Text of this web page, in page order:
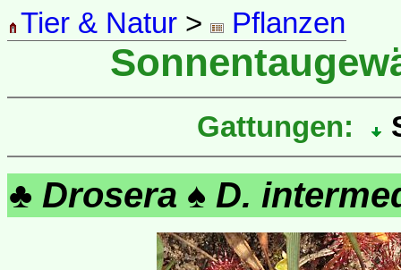
Tier & Natur > Pflanzen
Gattungen:
♣ Drosera ♠ D.